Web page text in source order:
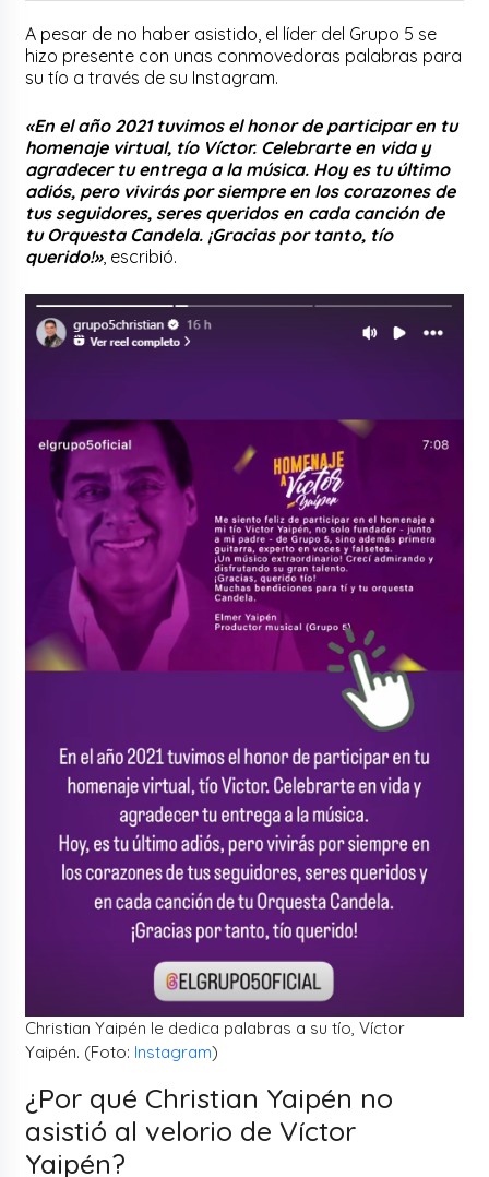
A pesar de no haber asistido, el líder del Grupo 5 se
hizo presente con unas conmovedoras palabras para
su tío a través de su Instagram.
«En el año 2021 tuvimos el honor de participar en tu
homenaje virtual, tío Víctor. Celebrarte en vida y
agradecer tu entrega a la música. Hoy es tu último
adiós, pero vivirás por siempre en los corazones de
tus seguidores, seres queridos en cada canción de
tu Orquesta Candela. ¡Gracias por tanto, tío
querido!», escribió.
Christian Yaipén le dedica palabras a su tío, Víctor
Yaipén. (Foto: Instagram)
¿Por qué Christian Yaipén no
asistió al velorio de Víctor
Yaipén?